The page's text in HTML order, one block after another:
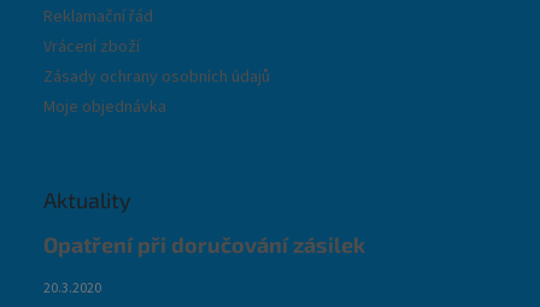
Reklamační řád
Vrácení zboží
Zásady ochrany osobních údajů
Moje objednávka
Aktuality
Opatření při doručování zásilek
20.3.2020